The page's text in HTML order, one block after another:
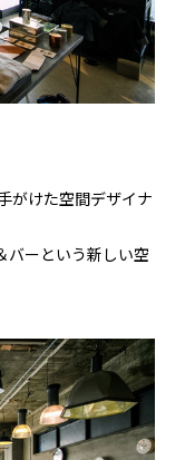
がけた空間デザイナ
バーという新しい空